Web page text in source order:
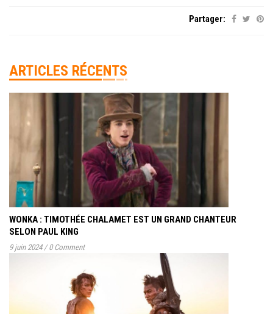
Partager:
ARTICLES RÉCENTS
WONKA : TIMOTHÉE CHALAMET EST UN GRAND CHANTEUR
SELON PAUL KING
9 juin 2024 / 0 Comment